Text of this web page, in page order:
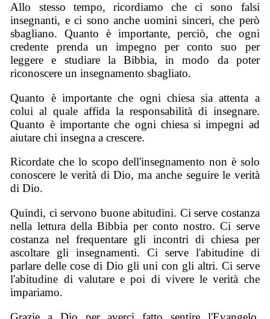
Allo stesso tempo, ricordiamo che ci sono falsi
insegnanti, e ci sono anche uomini sinceri, che però
sbagliano. Quanto è importante, perciò, che ogni
credente prenda un impegno per conto suo per
leggere e studiare la Bibbia, in modo da poter
riconoscere un insegnamento sbagliato.
Quanto è importante che ogni chiesa sia attenta a
colui al quale affida la responsabilità di insegnare.
Quanto è importante che ogni chiesa si impegni ad
aiutare chi insegna a crescere.
Ricordate che lo scopo dell'insegnamento non è solo
conoscere le verità di Dio, ma anche seguire le verità
di Dio.
Quindi, ci servono buone abitudini. Ci serve costanza
nella lettura della Bibbia per conto nostro. Ci serve
costanza nel frequentare gli incontri di chiesa per
ascoltare gli insegnamenti. Ci serve l'abitudine di
parlare delle cose di Dio gli uni con gli altri. Ci serve
l'abitudine di valutare e poi di vivere le verità che
impariamo.